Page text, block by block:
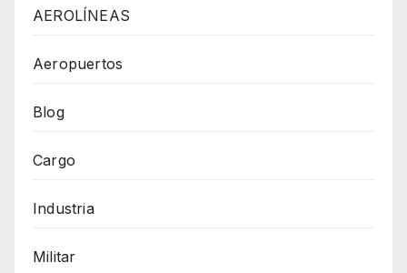
AEROLÍNEAS
Aeropuertos
Blog
Cargo
Industria
Militar